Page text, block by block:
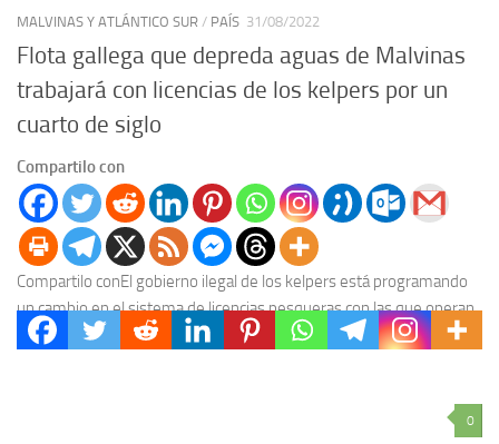
MALVINAS Y ATLÁNTICO SUR / PAÍS 31/08/2022
Flota gallega que depreda aguas de Malvinas
trabajará con licencias de los kelpers por un
cuarto de siglo
Compartilo con
Compartilo conEl gobierno ilegal de los kelpers está programando
un cambio en el sistema de licencias pesqueras con las que operan
las distintas compañías –...
0